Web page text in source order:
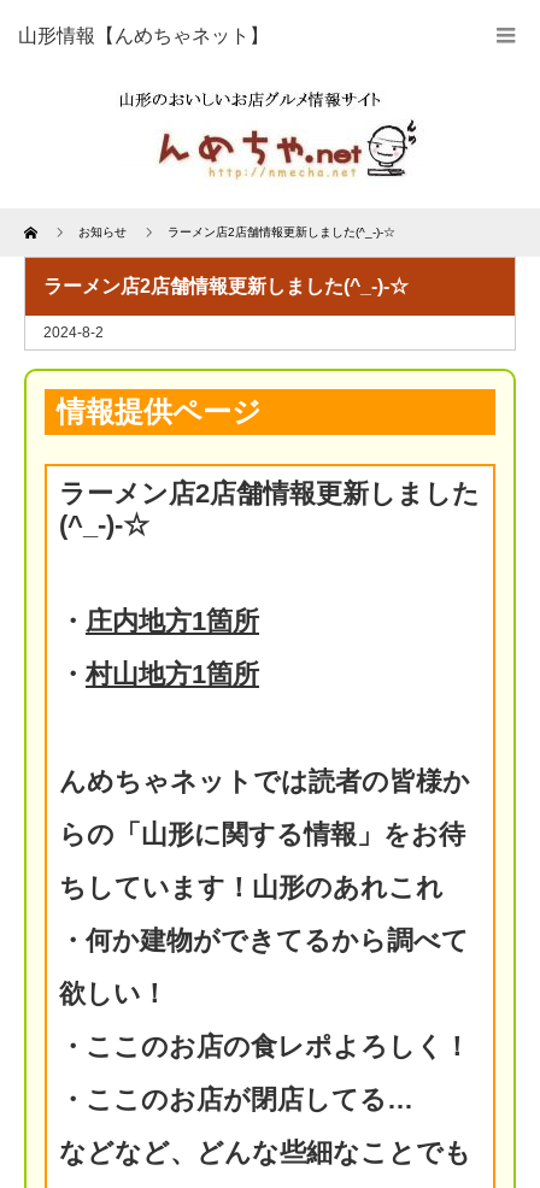
山形情報【んめちゃネット】
Home お知らせ ラーメン店2店舗情報更新しました(^_-)-☆
ラーメン店2店舗情報更新しました(^_-)-☆
2024-8-2
情報提供ページ
ラーメン店2店舗情報更新しました
(^_-)-☆
・ 庄内地方1箇所
・村山地方1箇所
んめちゃネットでは読者の皆様か
らの「山形に関する情報」をお待
ちしています！山形のあれこれ
・何か建物ができてるから調べて
欲しい！
・ここのお店の食レポよろしく！
・ここのお店が閉店してる…
などなど、どんな些細なことでも